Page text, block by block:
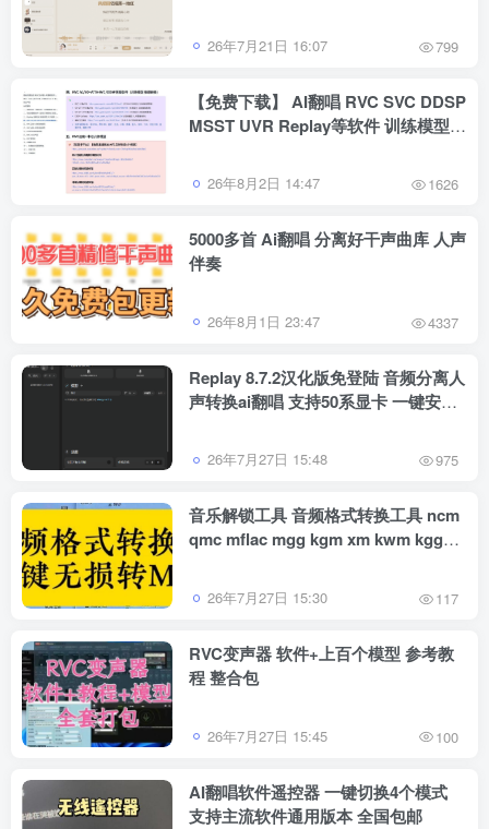
26年7月21日 16:07 799
【免费下载】 AI翻唱 RVC SVC DDSP
MSST UVR Replay等软件 训练模型音
26年8月2日 14:47 1626
5000多首 Ai翻唱 分离好干声曲库 人声
伴奏
26年8月1日 23:47 4337
Replay 8.7.2汉化版免登陆 音频分离人
声转换ai翻唱 支持50系显卡 一键安装
26年7月27日 15:48 975
音乐解锁工具 音频格式转换工具 ncm
qmc mflac mgg kgm xm kwm kgg
26年7月27日 15:30 117
RVC变声器 软件+上百个模型 参考教
程 整合包
26年7月27日 15:45 100
AI翻唱软件遥控器 一键切换4个模式
支持主流软件通用版本 全国包邮